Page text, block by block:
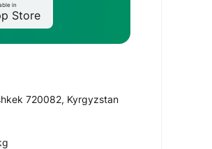
in
Store
720082, Kyrgyzstan